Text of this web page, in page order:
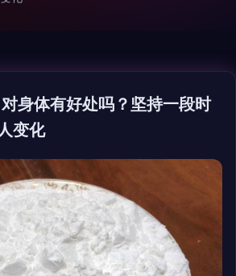
身体有好处吗？坚持一段时
变化